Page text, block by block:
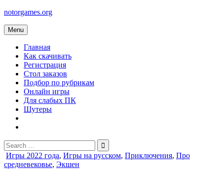
Skip
content
notorgames.org
Menu
Главная
Как скачивать
Регистрация
Стол заказов
Подбор по рубрикам
Онлайн игры
Для слабых ПК
Шутеры
Search
for:
Posted
in
Игры 2022 года, Игры на русском, Приключения, Про
средневековье, Экшен